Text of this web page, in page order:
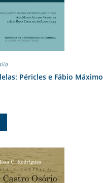
Péricles e Fábio Máximo